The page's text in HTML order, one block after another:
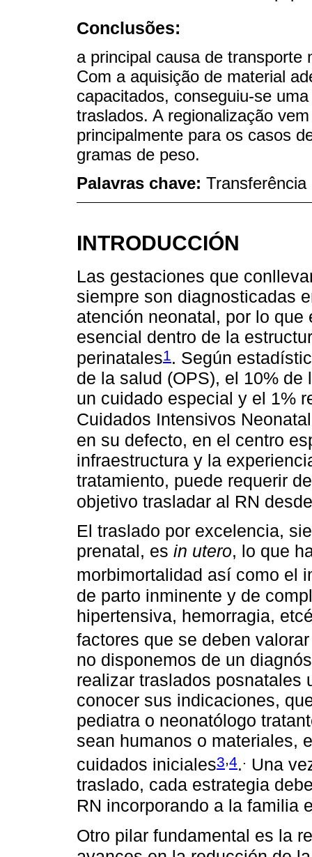
Conclusões:
a principal causa de transporte
Com a aquisição de material
capacitados, conseguiu-se
traslados. A regionalização
principalmente para os casos
gramas de peso.
Palavras chave:
INTRODUCCIÓN
Las gestaciones que
siempre son diagnosticadas
atención neonatal, por lo
esencial dentro de la
perinatales1. Según
de la salud (OPS), el 10%
un cuidado especial y el 1%
Cuidados Intensivos
en su defecto, en el centro
infraestructura y la
tratamiento, puede requerir
objetivo trasladar al RN
El traslado por excelencia,
prenatal, es in utero, lo que
morbimortalidad así como el
de parto inminente y de
hipertensiva, hemorragia,
factores que se deben
no disponemos de un
realizar traslados posnatales
conocer sus indicaciones,
pediatra o neonatólogo
sean humanos o materiales,
cuidados iniciales3,4.. Una
traslado, cada estrategia
RN incorporando a la familia
Otro pilar fundamental es la